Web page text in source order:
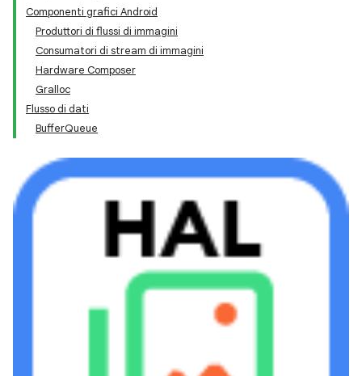
Componenti grafici Android
Produttori di flussi di immagini
Consumatori di stream di immagini
Hardware Composer
Gralloc
Flusso di dati
BufferQueue